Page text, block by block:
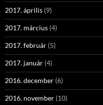
2017. április (9)
2017. március (4)
2017. február (5)
2017. január (4)
2016. december (6)
2016. november (10)